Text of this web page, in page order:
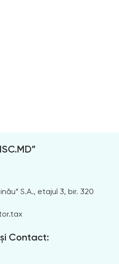
S.A., etajul 3, bir. 320
Contact: